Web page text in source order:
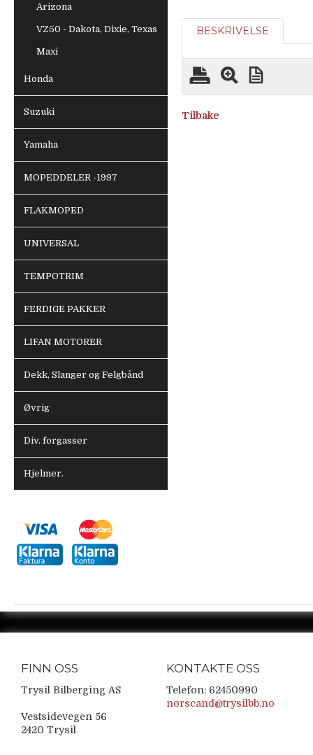
Arizona
VZ50 - Dakota, Dixie, Texas
Maxi
Honda
Suzuki
Yamaha
MOPEDDELER -1997
FLAKMOPED
UNIVERSAL
TEMPOTRIM
FERDIGE PAKKER
LIFAN MOTORER
Dekk, Slanger og Felgbånd
Øvrig
Div. forgasser
Hjelmer.
BESKRIVELSE
Tilbake
FINN OSS
Trysil Bilberging AS
Vestsidevegen 56
2420 Trysil
KONTAKTE OSS
Telefon: 62450990
norscand@trysilbb.no